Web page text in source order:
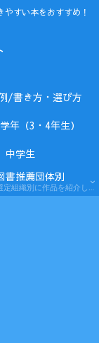
すい本をおすすめ！
/書き方・選び方
年（3・4年生）
中学生
書推薦団体別
課題図書図書の選定組織別に作品を紹介します。